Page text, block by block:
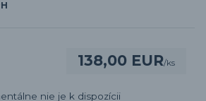
138,00 EUR/ks
nie je k dispozícii